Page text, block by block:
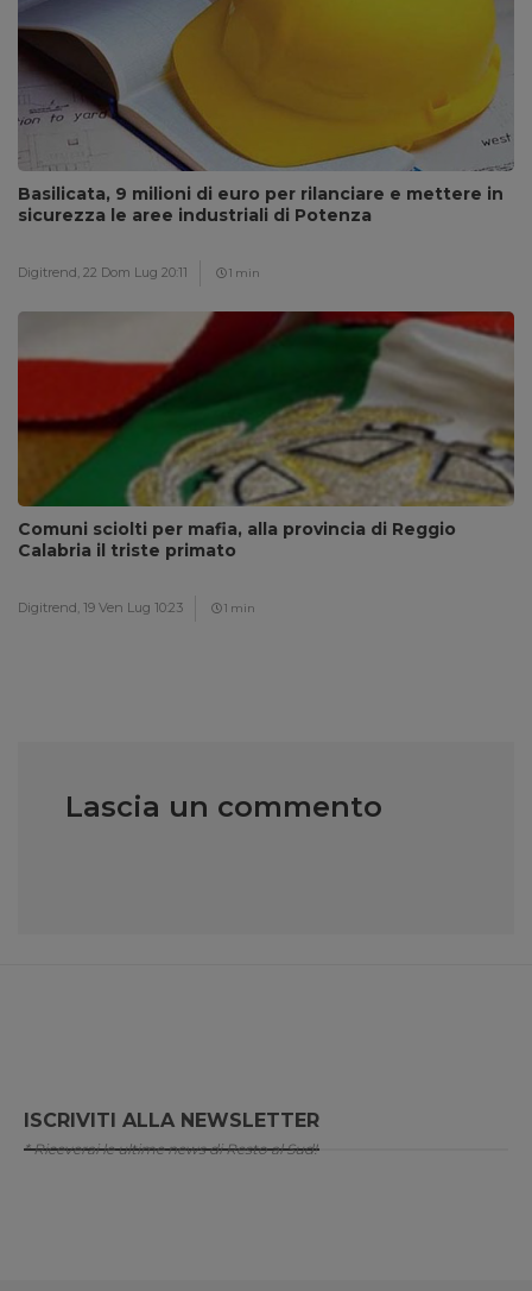
Basilicata, 9 milioni di euro per rilanciare e mettere in
sicurezza le aree industriali di Potenza
Digitrend, 22 Dom Lug 20:11 1 min
Comuni sciolti per mafia, alla provincia di Reggio
Calabria il triste primato
Digitrend, 19 Ven Lug 10:23 1 min
Lascia un commento
ISCRIVITI ALLA NEWSLETTER
* Riceverai le ultime news di Resto al Sud!